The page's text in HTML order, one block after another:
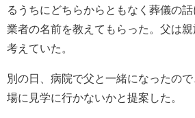
るうちにどちらからともなく葬儀の
業者の名前を教えてもらった。父は
考えていた。
別の日、病院で父と一緒になったの
場に見学に行かないかと提案した。